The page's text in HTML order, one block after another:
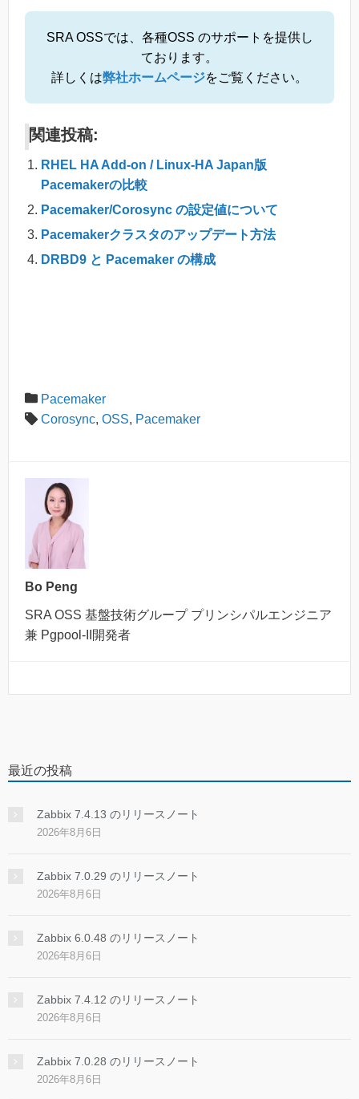
SRA OSSでは、各種OSS のサポートを提供し
ております。
詳しくは弊社ホームページをご覧ください。
関連投稿:
RHEL HA Add-on / Linux-HA Japan版
Pacemakerの比較
Pacemaker/Corosync の設定値について
Pacemakerクラスタのアップデート方法
DRBD9 と Pacemaker の構成
Pacemaker
Corosync, OSS, Pacemaker
Bo Peng
SRA OSS 基盤技術グループ プリンシパルエンジニア
兼 Pgpool-II開発者
最近の投稿
Zabbix 7.4.13 のリリースノート
2026年8月6日
Zabbix 7.0.29 のリリースノート
2026年8月6日
Zabbix 6.0.48 のリリースノート
2026年8月6日
Zabbix 7.4.12 のリリースノート
2026年8月6日
Zabbix 7.0.28 のリリースノート
2026年8月6日